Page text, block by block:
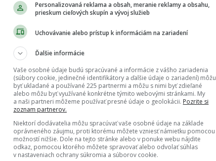
Slovenska leží unikátne miesto
Personalizovaná reklama a obsah, meranie reklamy a obsahu,
prieskum cieľových skupín a vývoj služieb
Uchovávanie alebo prístup k informáciám na zariadení
Ďalšie informácie
Vaše osobné údaje budú spracúvané a informácie z vášho zariadenia
(súbory cookie, jedinečné identifikátory a ďalšie údaje o zariadení) môžu
byť ukladané a používané 225 partnermi a môžu s nimi byť zdieľané
alebo môžu byť využívané konkrétne týmito webovými stránkami. My
a naši partneri môžeme používať presné údaje o geolokácii. Pozrite si
zoznam partnerov.
Niektorí dodávatelia môžu spracúvať vaše osobné údaje na základe
oprávneného záujmu, proti ktorému môžete vzniesť námietku pomocou
možností nižšie. Dole na tejto stránke alebo v ponuke webu nájdite
odkaz, pomocou ktorého môžete spravovať alebo odvolať súhlas
v nastaveniach ochrany súkromia a súborov cookie.